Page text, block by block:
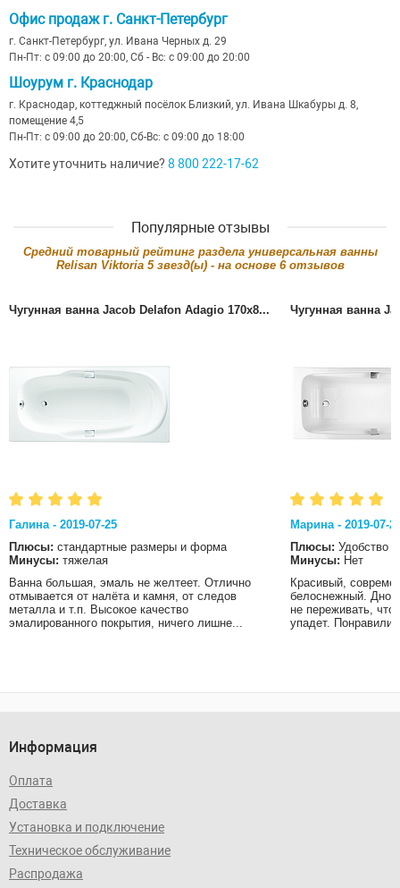
Офис продаж г. Санкт-Петербург
г. Санкт-Петербург, ул. Ивана Черных д. 29
Пн-Пт: с 09:00 до 20:00, Сб - Вс: с 09:00 до 20:00
Шоурум г. Краснодар
г. Краснодар, коттеджный посёлок Близкий, ул. Ивана Шкабуры д. 8,
помещение 4,5
Пн-Пт: с 09:00 до 20:00, Сб-Вс: с 09:00 до 18:00
Хотите уточнить наличие? 8 800 222-17-62
Популярные отзывы
Cредний товарный рейтинг раздела универсальная ванны
Relisan Viktoria 5звезд(ы) - на основе 6отзывов
Чугунная ванна Jacob Delafon Adagio 170x8...
Галина - 2019-07-25
Плюсы: стандартные размеры и форма
Минусы: тяжелая
Ванна большая, эмаль не желтеет. Отлично
отмывается от налёта и камня, от следов
металла и т.п. Высокое качество
эмалированного покрытия, ничего лишне...
Чугунная ванна
Марина - 2019-07-
Плюсы: Удобство
Минусы: Нет
Красивый,
белоснежный. Дно
не переживать, что
упадет.
Информация
Оплата
Доставка
Установка и подключение
Техническое обслуживание
Распродажа